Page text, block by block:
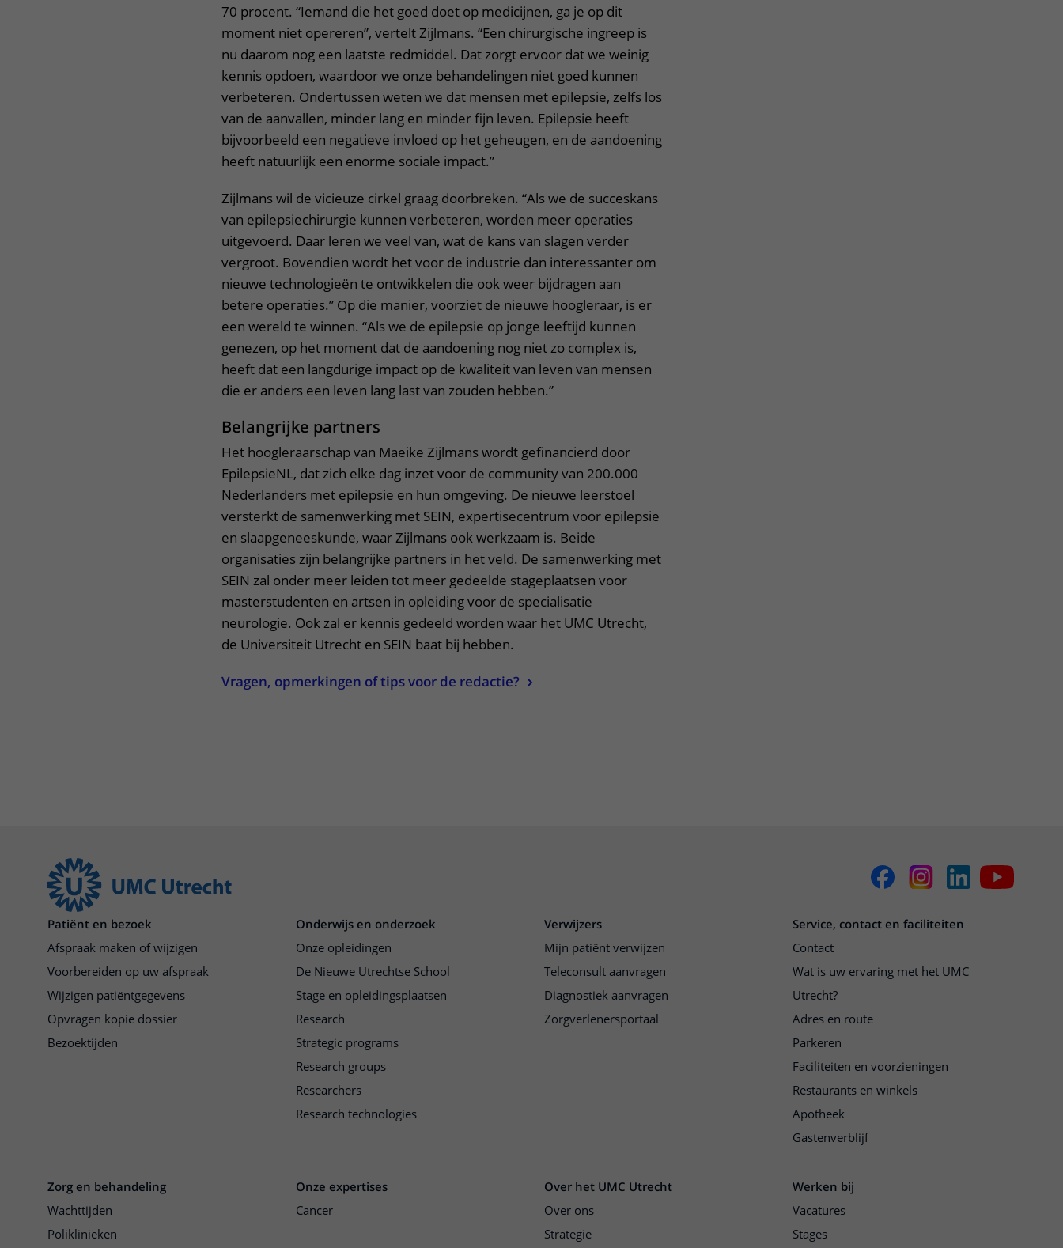
70 procent. “Iemand die het goed doet op medicijnen, ga je op dit
moment niet opereren”, vertelt Zijlmans. “Een chirurgische ingreep is
nu daarom nog een laatste redmiddel. Dat zorgt ervoor dat we weinig
kennis opdoen, waardoor we onze behandelingen niet goed kunnen
verbeteren. Ondertussen weten we dat mensen met epilepsie, zelfs los
van de aanvallen, minder lang en minder fijn leven. Epilepsie heeft
bijvoorbeeld een negatieve invloed op het geheugen, en de aandoening
heeft natuurlijk een enorme sociale impact.”
Zijlmans wil de vicieuze cirkel graag doorbreken. “Als we de succeskans
van epilepsiechirurgie kunnen verbeteren, worden meer operaties
uitgevoerd. Daar leren we veel van, wat de kans van slagen verder
vergroot. Bovendien wordt het voor de industrie dan interessanter om
nieuwe technologieën te ontwikkelen die ook weer bijdragen aan
betere operaties.” Op die manier, voorziet de nieuwe hoogleraar, is er
een wereld te winnen. “Als we de epilepsie op jonge leeftijd kunnen
genezen, op het moment dat de aandoening nog niet zo complex is,
heeft dat een langdurige impact op de kwaliteit van leven van mensen
die er anders een leven lang last van zouden hebben.”
Belangrijke partners
Het hoogleraarschap van Maeike Zijlmans wordt gefinancierd door
EpilepsieNL, dat zich elke dag inzet voor de community van 200.000
Nederlanders met epilepsie en hun omgeving. De nieuwe leerstoel
versterkt de samenwerking met SEIN, expertisecentrum voor epilepsie
en slaapgeneeskunde, waar Zijlmans ook werkzaam is. Beide
organisaties zijn belangrijke partners in het veld. De samenwerking met
SEIN zal onder meer leiden tot meer gedeelde stageplaatsen voor
masterstudenten en artsen in opleiding voor de specialisatie
neurologie. Ook zal er kennis gedeeld worden waar het UMC Utrecht,
de Universiteit Utrecht en SEIN baat bij hebben.
Vragen, opmerkingen of tips voor de redactie?
Patiënt en bezoek
Afspraak maken of wijzigen
Voorbereiden op uw afspraak
Wijzigen patiëntgegevens
Opvragen kopie dossier
Bezoektijden
Onderwijs en onderzoek
Onze opleidingen
De Nieuwe Utrechtse School
Stage en opleidingsplaatsen
Research
Strategic programs
Research groups
Researchers
Research technologies
Verwijzers
Mijn patiënt verwijzen
Teleconsult aanvragen
Diagnostiek aanvragen
Zorgverlenersportaal
Service, contact en faciliteiten
Contact
Wat is uw ervaring met het UMC
Utrecht?
Adres en route
Parkeren
Faciliteiten en voorzieningen
Restaurants en winkels
Apotheek
Gastenverblijf
Zorg en behandeling
Wachttijden
Poliklinieken
Onze expertises
Cancer
Over het UMC Utrecht
Over ons
Strategie
Werken bij
Vacatures
Stages